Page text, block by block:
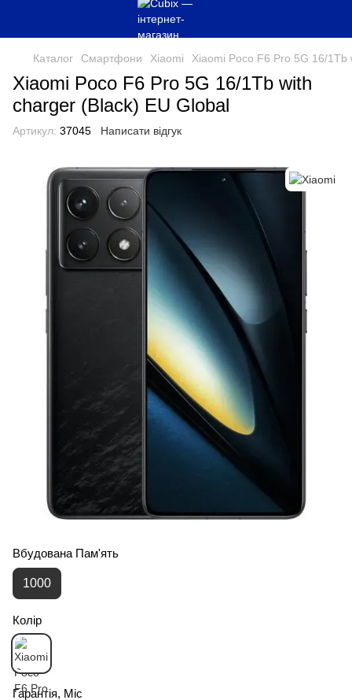
Каталог Смартфони Xiaomi Xiaomi Poco F6 Pro 5G 16/
Xiaomi Poco F6 Pro 5G 16/1Tb with
charger (Black) EU Global
Артикул: 37045 Написати відгук
Вбудована Пам'ять
1000
Колір
Гарантія, Міс